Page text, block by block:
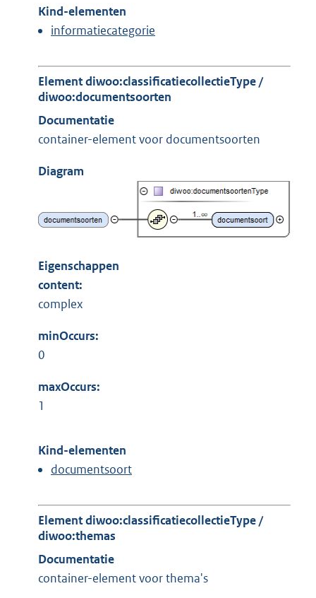
Kind-elementen
informatiecategorie
Element diwoo:classificatiecollectieType /
diwoo:documentsoorten
Documentatie
container-element voor documentsoorten
Diagram
Eigenschappen
content:
complex
minOccurs:
0
maxOccurs:
1
Kind-elementen
documentsoort
Element diwoo:classificatiecollectieType /
diwoo:themas
Documentatie
container-element voor thema's